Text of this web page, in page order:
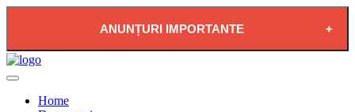
ANUNȚURI IMPORTANTE
NEAGRĂ
Home